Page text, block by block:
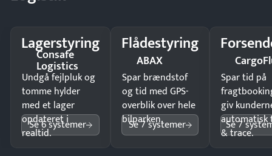
Lagerstyring
Consafe
Logistics
Undgå fejlpluk og
tomme hylder
med et lager
opdateret i
realtid.
Se 6 systemer
Flådestyring
ABAX
Spar brændstof
og tid med GPS-
overblik over hele
bilparken.
Se 7 systemer
Spar tid på
giv
automatisk
& trace.
Se 7